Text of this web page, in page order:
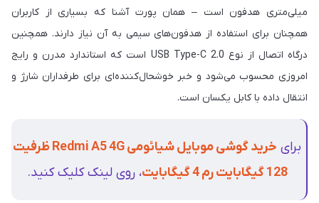
میلی‌متری هدفون است – همان پورت آشنا که بسیاری از کاربران
همچنان برای استفاده از هدفون‌های سیمی به آن نیاز دارند. همچنین
درگاه اتصال از نوع USB Type-C 2.0 است که استاندارد مدرن و رایج
امروزی محسوب می‌شود و خبر خوشحال‌کننده‌ای برای طرفداران شارژ و
انتقال داده با کابل یکسان است.
برای
خرید گوشی موبایل شیائومی Redmi A5 4G ظرفیت
128 گیگابایت رم 4 گیگابایت
، روی لینک کلیک کنید.